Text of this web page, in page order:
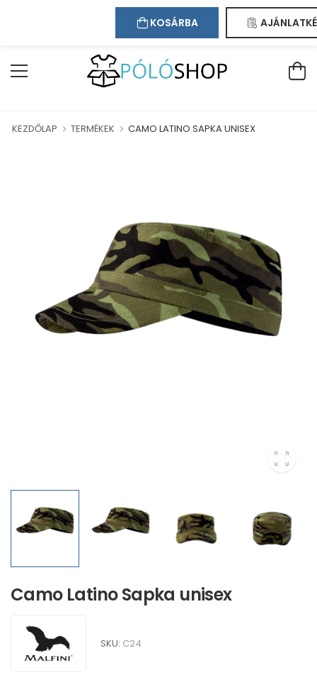
Kapcsolat Regisztráció
KEZDŐLAP TERMÉKEK CAMO LATINO SAPKA UNISEX
Camo Latino Sapka unisex
SKU: C24
KOSÁRBA